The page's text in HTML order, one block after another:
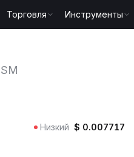
Торговля Инструменты
Низкий $ 0.007717